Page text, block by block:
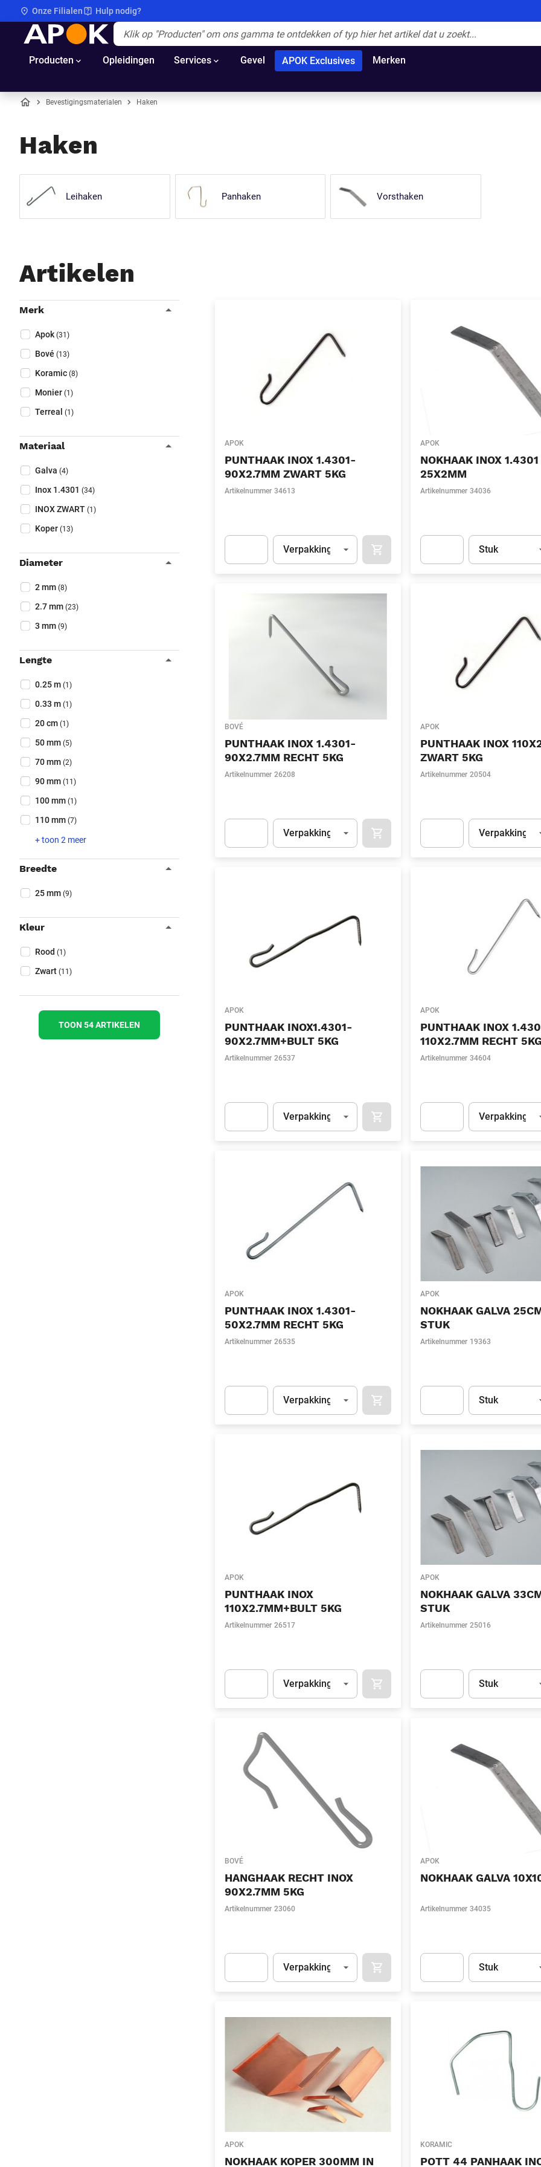
Onze Filialen Hulp nodig?
APOK
Producten Opleidingen Services Gevel APOK Exclusives Merken
Bevestigingsmaterialen Haken
Haken
Leihaken Panhaken Vorsthaken
Artikelen
Filters
Merk
Merk (Optioneel)
Apok (31)
Bové (13)
Koramic (8)
Monier (1)
Terreal (1)
Materiaal
Materiaal (Optioneel)
Galva (4)
Inox 1.4301 (34)
INOX ZWART (1)
Koper (13)
Diameter
Diameter (Optioneel)
2 mm (8)
2.7 mm (23)
3 mm (9)
Lengte
Lengte (Optioneel)
0.25 m (1)
0.33 m (1)
20 cm (1)
50 mm (5)
70 mm (2)
90 mm (11)
100 mm (1)
110 mm (7)
+ toon 2 meer
Breedte
Breedte (Optioneel)
25 mm (9)
Kleur
Kleur (Optioneel)
Rood (1)
Zwart (11)
TOON 54 ARTIKELEN
APOK
PUNTHAAK INOX 1.4301-
90X2.7MM ZWART 5KG
Artikelnummer 34613
Eenheid
Verpakking
APOK
NOKHAAK INOX
25X2MM
Artikelnummer 34036
Eenheid
Stuk
BOVÉ
PUNTHAAK INOX 1.4301-
90X2.7MM RECHT 5KG
Artikelnummer 26208
Eenheid
Verpakking
APOK
PUNTHAAK INOX
ZWART 5KG
Artikelnummer 20504
Eenheid
Verpakking
APOK
PUNTHAAK INOX1.4301-
90X2.7MM+BULT 5KG
Artikelnummer 26537
Eenheid
Verpakking
APOK
PUNTHAAK INOX
110X2.7MM RECHT 5KG
Artikelnummer 34604
Eenheid
Verpakking
APOK
PUNTHAAK INOX 1.4301-
50X2.7MM RECHT 5KG
Artikelnummer 26535
Eenheid
Verpakking
APOK
NOKHAAK GALVA
STUK
Artikelnummer 19363
Eenheid
Stuk
APOK
PUNTHAAK INOX
110X2.7MM+BULT 5KG
Artikelnummer 26517
Eenheid
Verpakking
APOK
NOKHAAK GALVA
STUK
Artikelnummer 25016
Eenheid
Stuk
BOVÉ
HANGHAAK RECHT INOX
90X2.7MM 5KG
Artikelnummer 23060
Eenheid
Verpakking
APOK
NOKHAAK GALVA
Artikelnummer 34035
Eenheid
Stuk
APOK
NOKHAAK KOPER 300MM IN
KORAMIC
POTT 44 PANHAAK